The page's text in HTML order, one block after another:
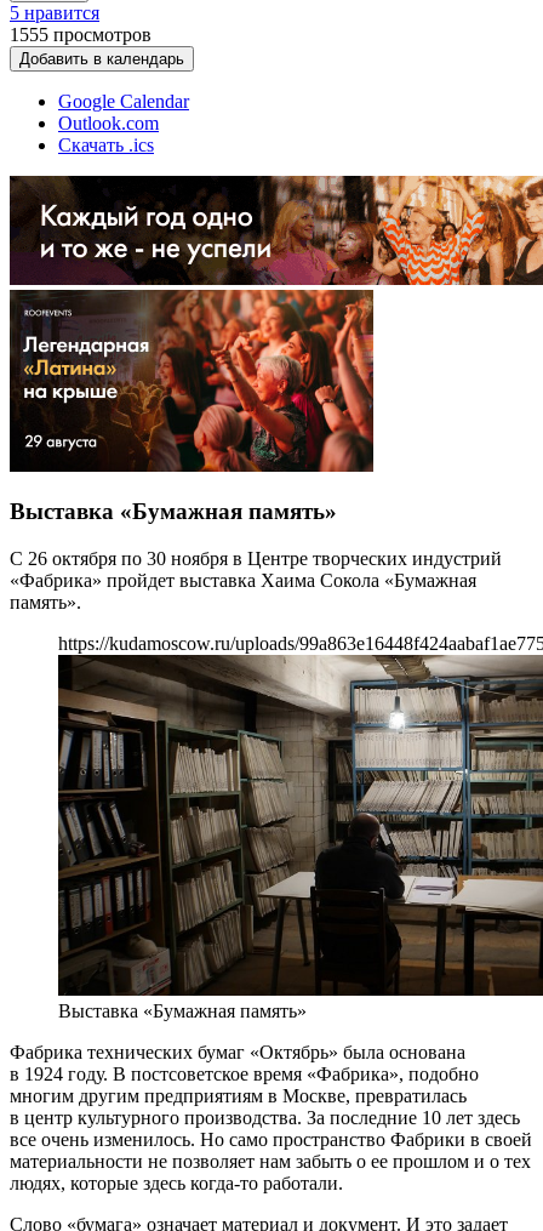
5 нравится
1555 просмотров
Добавить в календарь
Google Calendar
Outlook.com
Скачать .ics
Выставка «Бумажная память»
С 26 октября по 30 ноября в Центре творческих индустрий
«Фабрика» пройдет выставка Хаима Сокола «Бумажная
память».
https://kudamoscow.ru/uploads/
Выставка «Бумажная память»
Фабрика технических бумаг «Октябрь» была основана
в 1924 году. В постсоветское время «Фабрика», подобно
многим другим предприятиям в Москве, превратилась
в центр культурного производства. За последние 10 лет здесь
все очень изменилось. Но само пространство Фабрики в своей
материальности не позволяет нам забыть о ее прошлом и о тех
людях, которые здесь когда-то работали.
Слово «бумага» означает материал и документ. И это задает